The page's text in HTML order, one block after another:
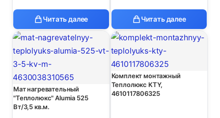
Читать далее Читать далее
Мат нагревательный
"Теплолюкс" Alumia 525
Вт/3,5 кв.м.
Комплект монтажный
Теплолюкс KTY,
4610117806325